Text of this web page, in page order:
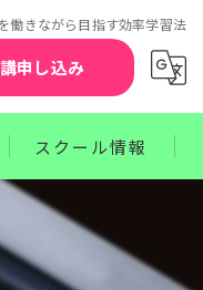
働きながら目指す効率学習法
申し込み
スクール情報
補償制度